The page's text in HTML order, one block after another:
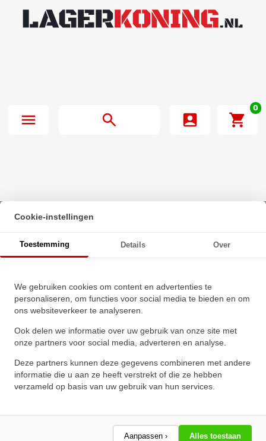
0
Beginpagina· O-Ring 35X2.5mm NBR 70
Cookie-instellingen
Toestemming Details Over
We gebruiken cookies om content en advertenties te
personaliseren, om functies voor social media te bieden en om
ons websiteverkeer te analyseren.
Ook delen we informatie over uw gebruik van onze site met
onze partners voor social media, adverteren en analyse.
Deze partners kunnen deze gegevens combineren met andere
informatie die u aan ze heeft verstrekt of die ze hebben
verzameld op basis van uw gebruik van hun services.
Aanpassen › Alles toestaan
★★★★★
★★★★★
Schrijf een review!